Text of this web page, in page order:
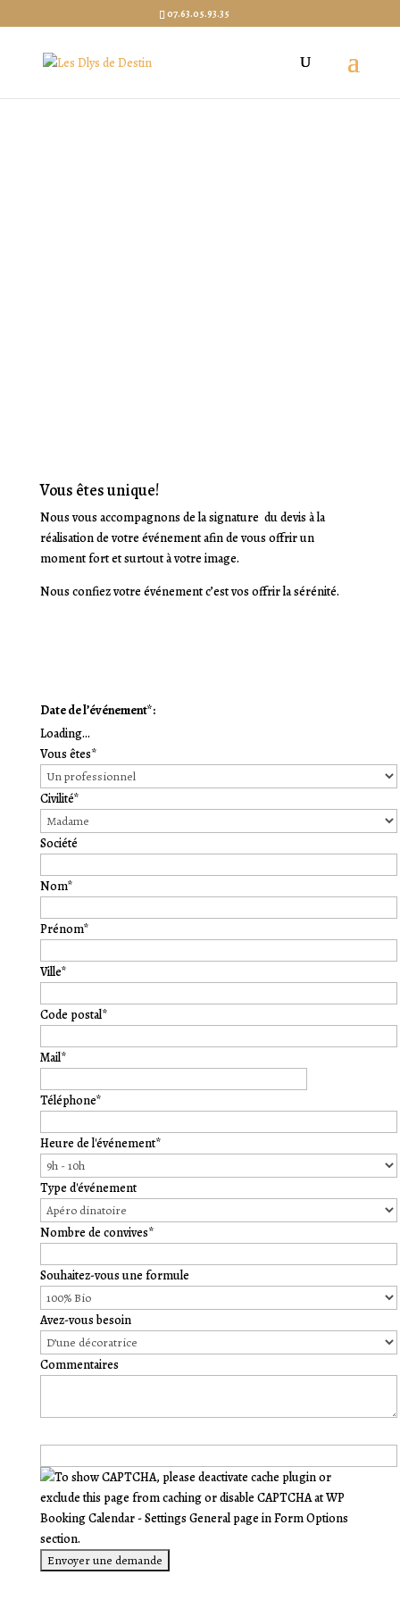
07.63.05.93.35
Vous êtes unique!
Nous vous accompagnons de la signature du devis à la
réalisation de votre événement afin de vous offrir un
moment fort et surtout à votre image.
Nous confiez votre événement c’est vos offrir la sérénité.
Date de l’événement*:
Loading...
Vous êtes*
Civilité*
Société
Nom*
Prénom*
Ville*
Code postal*
Mail*
Téléphone*
Heure de l'événement*
Type d'événement
Nombre de convives*
Souhaitez-vous une formule
Avez-vous besoin
Commentaires